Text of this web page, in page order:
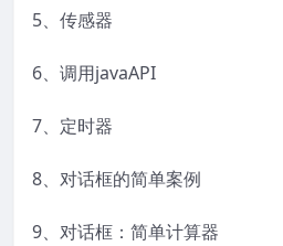
5、传感器
6、调用javaAPI
7、定时器
8、对话框的简单案例
9、对话框：简单计算器